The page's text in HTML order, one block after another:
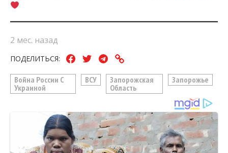
2 мес. назад
ПОДЕЛИТЬСЯ:
Война России С
Украиной
ВСУ
Запорожская
Область
Запорожье